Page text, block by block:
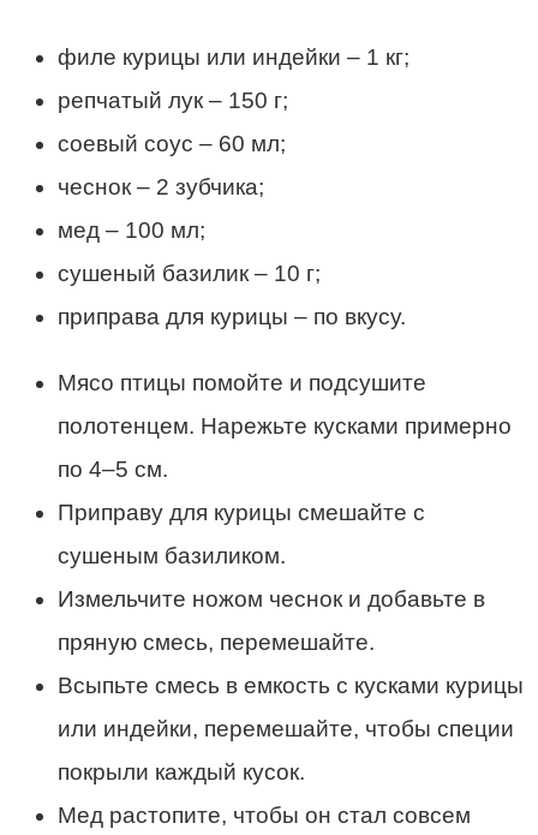
филе курицы или индейки – 1 кг;
репчатый лук – 150 г;
соевый соус – 60 мл;
чеснок – 2 зубчика;
мед – 100 мл;
сушеный базилик – 10 г;
приправа для курицы – по вкусу.
Мясо птицы помойте и подсушите
полотенцем. Нарежьте кусками примерно
по 4–5 см.
Приправу для курицы смешайте с
сушеным базиликом.
Измельчите ножом чеснок и добавьте в
пряную смесь, перемешайте.
Всыпьте смесь в емкость с кусками курицы
или индейки, перемешайте, чтобы специи
покрыли каждый кусок.
Мед растопите, чтобы он стал совсем